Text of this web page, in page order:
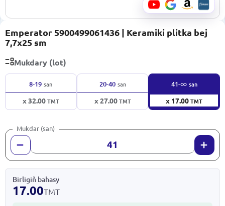
Emperator 5900499061436 | Keramiki plitka bej
7,7x25 sm
Mukdary (lot)
8-19 san
x 32.00TMT
20-40 san
x 27.00TMT
41-∞ san
x 17.00TMT
Mukdar (san)
Birligiň bahasy
17.00TMT